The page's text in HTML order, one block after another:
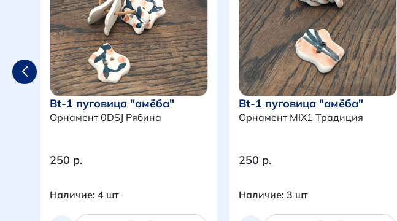
Итого:
Продолжить покупки
Bt-1 пуговица "амёба"
Орнамент 0DSJ Рябина
250 р.
Наличие: 4 шт
Bt-1 пуговица "амёба"
Орнамент MIX1 Традиция
250 р.
Наличие: 3 шт